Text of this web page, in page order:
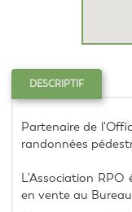
DESCRIPTIF
Partenaire de
randonnées
L'Association RPO
en vente au